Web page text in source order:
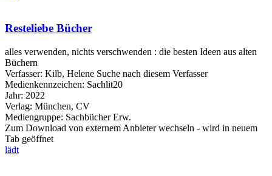
Resteliebe Bücher
alles verwenden, nichts verschwenden : die besten Ideen aus alten
Büchern
Verfasser: Kilb, Helene Suche nach diesem Verfasser
Medienkennzeichen: Sachlit20
Jahr: 2022
Verlag: München, CV
Mediengruppe: Sachbücher Erw.
Zum Download von externem Anbieter wechseln - wird in neuem
Tab geöffnet
lädt